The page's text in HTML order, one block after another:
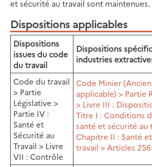
et sécurité au travail sont maintenues.
Dispositions applicables
Dispositions
issues du code
du travail
Dispositions
industries
Code du travail
> Partie
Législative >
Partie IV :
Santé et
Sécurité au
Travail > Livre
VII : Contrôle
Code Minier
applicable) > Partie
> Livre III :
Titre I : Conditions
santé et sécurité au
Chapitre II : Santé
travail > Articles